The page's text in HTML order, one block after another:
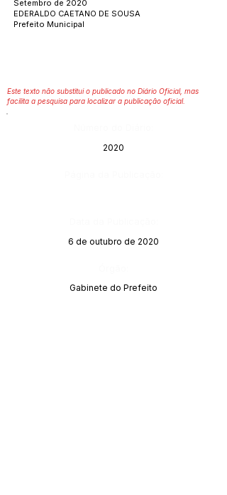
Setembro de 2020
EDERALDO CAETANO DE SOUSA
Prefeito Municipal
Este texto não substitui o publicado no Diário Oficial, mas
facilita a pesquisa para localizar a publicação oficial.
2020
6 de outubro de 2020
Gabinete do Prefeito